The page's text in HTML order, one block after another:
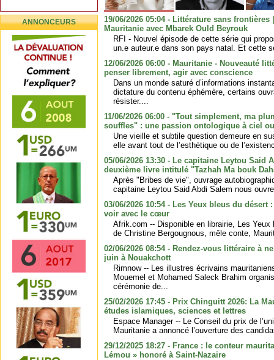
ANNONCEURS
19/06/2026 05:04 - Littérature sans
Mauritanie avec Mbarek Ould Beyrouk
RFI - Nouvel épisode de cette série qui
un.e auteur.e dans son pays natal. Et cette
12/06/2026 06:00 - Mauritanie - Nouveauté
penser librement, agir avec conscience
Dans un monde saturé d’informations
dictature du contenu éphémère, certains
résister....
11/06/2026 06:00 - "Tout simplement, ma
souffles" : une passion ontologique à ciel
Une vieille et subtile question demeure en
elle avant tout de l’esthétique ou de
05/06/2026 13:30 - Le capitaine Leytou Said
deuxième livre intitulé "Tazhah Ma bouk
Après "Bribes de vie", ouvrage
capitaine Leytou Said Abdi Salem nous
03/06/2026 10:54 - Les Yeux bleus du
voir avec le cœur
Afrik.com -- Disponible en librairie, Les
de Christine Bergougnous, mêle conte,
02/06/2026 08:54 - Rendez-vous littéraire à
juin à Nouakchott
Rimnow -- Les illustres écrivains
Mouemel et Mohamed Saleck Brahim
cérémonie de...
25/02/2026 17:45 - Prix Chinguitt 2026: La
études islamiques, sciences et lettres
Espace Manager -- Le Conseil du prix de
Mauritanie a annoncé l’ouverture des
29/12/2025 18:27 - France : le conteur
Lémou » honoré à Saint-Nazaire